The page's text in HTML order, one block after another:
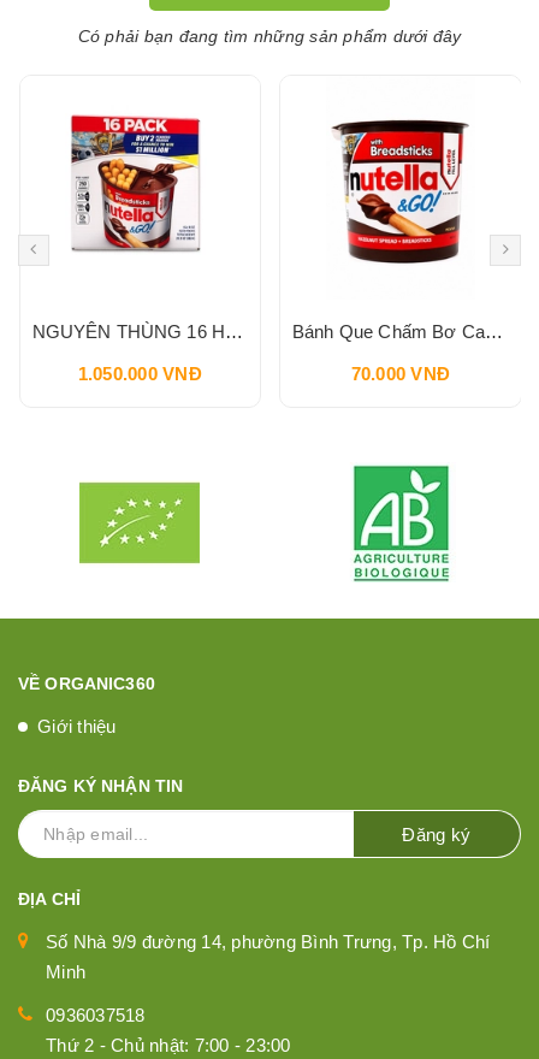
Có phải bạn đang tìm những sản phẩm dưới đây
NGUYÊN THÙNG 16 HỘP Bánh Que Chấm Bơ Cacao Hạt Phỉ Snack Nutella & Go Breadstick 52g
1.050.000 VNĐ
Bánh Que Chấm Bơ Cacao Hạt Phỉ Snack Nutella & Go Breadstick 52g
70.000 VNĐ
VỀ ORGANIC360
Giới thiệu
ĐĂNG KÝ NHẬN TIN
Đăng ký
ĐỊA CHỈ
Số Nhà 9/9 đường 14, phường Bình Trưng, Tp. Hồ Chí
Minh
0936037518
Thứ 2 - Chủ nhật: 7:00 - 23:00